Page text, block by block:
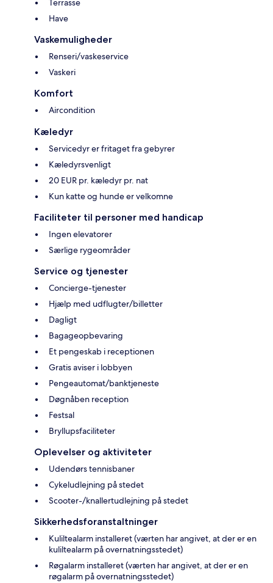
Terrasse
Have
Vaskemuligheder
Renseri/vaskeservice
Vaskeri
Komfort
Aircondition
Kæledyr
Servicedyr er fritaget fra gebyrer
Kæledyrsvenligt
20 EUR pr. kæledyr pr. nat
Kun katte og hunde er velkomne
Faciliteter til personer med handicap
Ingen elevatorer
Særlige rygeområder
Service og tjenester
Concierge-tjenester
Hjælp med udflugter/billetter
Dagligt
Bagageopbevaring
Et pengeskab i receptionen
Gratis aviser i lobbyen
Pengeautomat/banktjeneste
Døgnåben reception
Festsal
Bryllupsfaciliteter
Oplevelser og aktiviteter
Udendørs tennisbaner
Cykeludlejning på stedet
Scooter-/knallertudlejning på stedet
Sikkerhedsforanstaltninger
Kuliltealarm installeret (værten har angivet, at der er en
kuliltealarm på overnatningsstedet)
Røgalarm installeret (værten har angivet, at der er en
røgalarm på overnatningsstedet)